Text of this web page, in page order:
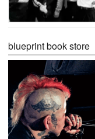
blueprint book store